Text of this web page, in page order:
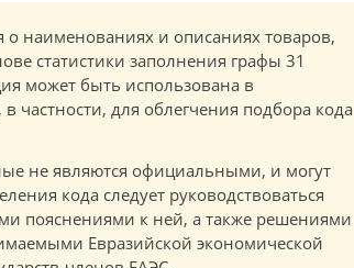
наименованиях и описаниях товаров,
статистики заполнения графы 31
может быть использована в
частности, для облегчения подбора кода
не являются официальными, и могут
кода следует руководствоваться
пояснениями к ней, а также решениями
Евразийской экономической